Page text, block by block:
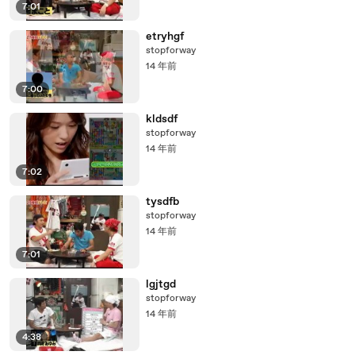
7:01
7:00
etryhgf
stopforway
14 年前
7:02
kldsdf
stopforway
14 年前
7:01
tysdfb
stopforway
14 年前
4:38
lgjtgd
stopforway
14 年前